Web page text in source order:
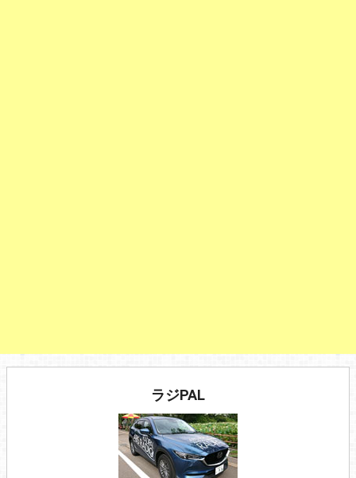
ラジPAL